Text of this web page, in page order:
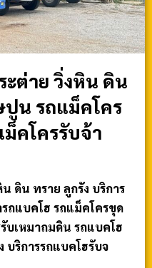
ต่าย วิ่งหิน ดิน
ปูน รถแม็คโคร
คโครรับจ้า
ดิน ทราย ลูกรัง บริการ
รถแบคโฮ รถแม็คโครขุด
บเหมาถมดิน รถแบคโฮ
บริการรถแบคโฮรับจ